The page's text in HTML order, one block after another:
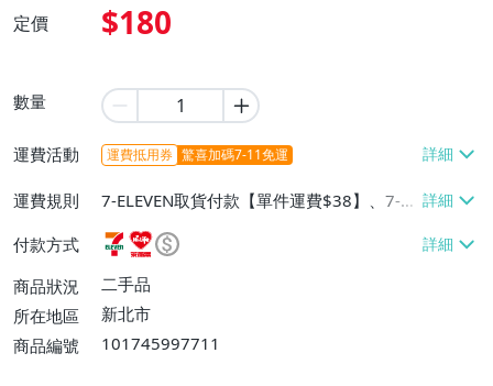
定價 $180
數量
運費活動 運費抵用券 驚喜加碼7-11免運
運費規則
7-ELEVEN取貨付款【單件運費$38】、7-EL
EVEN取貨不付款【單件運費$38】、萊爾富
取貨付款【單件運費$60】、宅配/貨運【單
件運費$120】、面交/自取/不寄送【免運
費】
付款方式
商品狀況
二手品
所在地區
新北市
商品編號
101745997711